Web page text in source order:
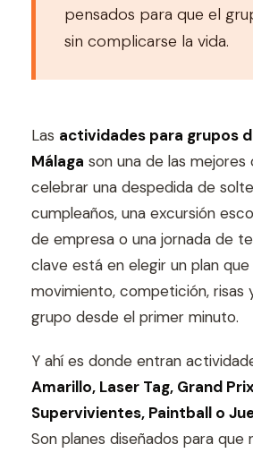
pensados para que el
sin complicarse la vida.
Las actividades para grupos
Málaga son una de las mejores
celebrar una despedida de
cumpleaños, una excursión
de empresa o una jornada de
clave está en elegir un plan
movimiento, competición, risas
grupo desde el primer minuto.
Y ahí es donde entran
Amarillo, Laser Tag, Grand
Supervivientes, Paintball o
Son planes diseñados para que